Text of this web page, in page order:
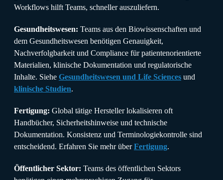
Workflows hilft Teams, schneller auszuliefern.
Gesundheitswesen: Teams aus den Biowissenschaften und
dem Gesundheitswesen benötigen Genauigkeit,
Nachverfolgbarkeit und Compliance für patientenorientierte
Materialien, klinische Dokumentation und regulatorische
Inhalte. Siehe Gesundheitswesen und Life Sciences und
klinische Studien.
Fertigung: Global tätige Hersteller lokalisieren oft
Handbücher, Sicherheitshinweise und technische
Dokumentation. Konsistenz und Terminologiekontrolle sind
entscheidend. Erfahren Sie mehr überFertigung.
Öffentlicher Sektor: Teams des öffentlichen Sektors